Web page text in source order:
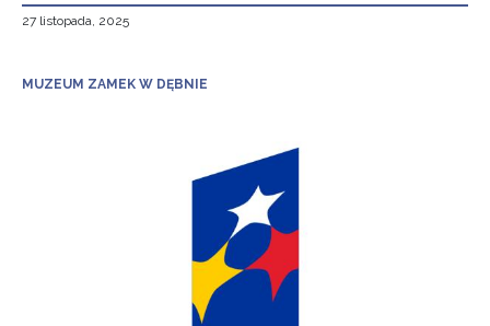
27 listopada, 2025
MUZEUM ZAMEK W DĘBNIE